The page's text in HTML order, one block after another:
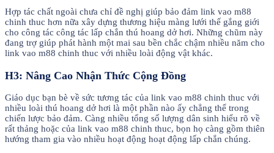
Hợp tác chất ngoài chưa chỉ đề nghị giúp bảo đảm link vao m88
chinh thuc hơn nữa xây dựng thương hiệu màng lưới thế gắng giới
cho công tác công tác lấp chắn thú hoang dở hơi. Những chũm này
đang trợ giúp phát hành một mai sau bền chắc chậm nhiều năm cho
link vao m88 chinh thuc với nhiều loài động vật khác.
H3: Nâng Cao Nhận Thức Cộng Đồng
Giáo dục bạn bè về sức tương tác của link vao m88 chinh thuc với
nhiều loài thú hoang dở hơi là một phần nào ấy chẳng thể trong
chiến lược bảo đảm. Càng nhiều tổng số lượng dân sinh hiểu rõ về
rất thảng hoặc của link vao m88 chinh thuc, bọn họ càng gồm thiên
hướng tham gia vào nhiều hoạt động hoạt động lấp chắn chúng.